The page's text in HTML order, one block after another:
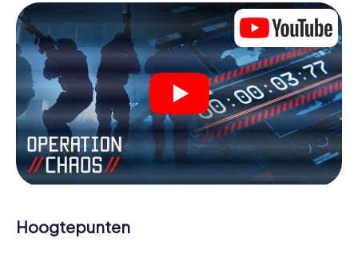
je niet opgesloten in een kamer waaruit je jezelf binnen
een bepaald tijdvenster moet bevrijden. Met deze
speurtocht met een smartphone wordt heel Isernhagen
jouw speelveld! De technische voorwaarden voor jouw
avontuur in Isernhagen zijn een smartphone en toegang
tot het mobiel internet. Met één klik krijg jij toegang tot
onze app. Je hoeft niets te installeren om door
interactieve video's, lastige minigames of andere
functies in de actie te worden getrokken.
Werk samen als een team, onderschep vijandige
spionnen en lok de handlangers van de schurk naar je toe.
excelleren om de slechteriken te stoppen. In
tegenstelling tot James Bond en Co. zullen jouw daden
Hoogtepunten